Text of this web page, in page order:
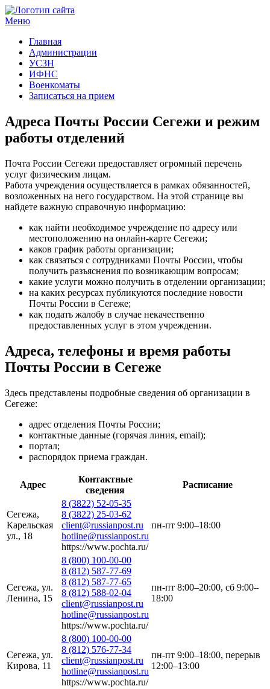
Меню
Главная
Администрации
УСЗН
ИФНС
Военкоматы
Записаться на прием
Адреса Почты России Сегежи и режим
работы отделений
Почта России Сегежи предоставляет огромный перечень
услуг физическим лицам.
Работа учреждения осуществляется в рамках обязанностей,
возложенных на него государством. На этой странице вы
найдете важную справочную информацию:
как найти необходимое учреждение по адресу или
местоположению на онлайн-карте Сегежи;
каков график работы организации;
как связаться с сотрудниками Почты России, чтобы
получить разъяснения по возникающим вопросам;
какие услуги можно получить в отделении организации;
на каких ресурсах публикуются последние новости
Почты России в Сегеже;
как подать жалобу в случае некачественно
предоставленных услуг в этом учреждении.
Адреса, телефоны и время работы
Почты России в Сегеже
Здесь представлены подробные сведения об организации в
Сегеже:
адрес отделения Почты России;
контактные данные (горячая линия, email);
портал;
распорядок приема граждан.
Адрес
Контактные
сведения
Расписание
Сегежа,
Карельская
ул., 18
8 (3822) 52-05-35
8 (3822) 25-03-62
client@russianpost.ru
hotline@russianpost.ru
https://www.pochta.ru/
пн-пт 9:00–18:00
Сегежа, ул.
Ленина, 15
8 (800) 100-00-00
8 (812) 587-77-69
8 (812) 587-77-65
8 (812) 588-02-04
client@russianpost.ru
hotline@russianpost.ru
https://www.pochta.ru/
пн-пт 8:00–20:00, сб 9:00–
18:00
Сегежа, ул.
Кирова, 11
8 (800) 100-00-00
8 (812) 576-77-34
client@russianpost.ru
hotline@russianpost.ru
https://www.pochta.ru/
пн-пт 9:00–18:00, перерыв
12:00–13:00